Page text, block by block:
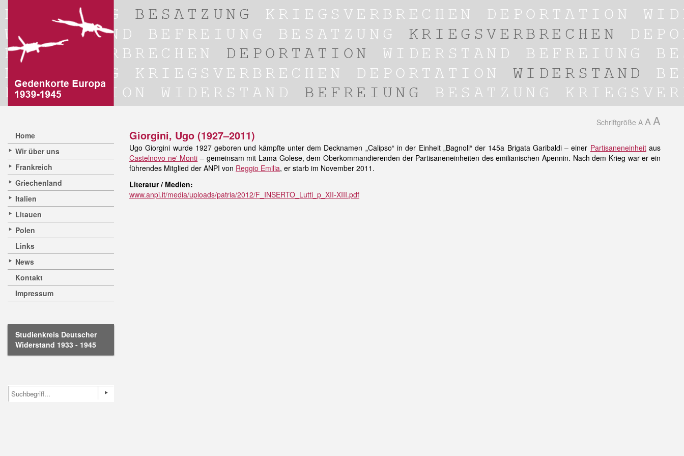
Home
Wir über uns
Frankreich
Griechenland
Italien
Litauen
Polen
Links
News
Kontakt
Impressum
Studienkreis Deutscher
Widerstand 1933 - 1945
Schriftgröße A A A
Giorgini, Ugo (1927–2011)
Ugo Giorgini wurde 1927 geboren und kämpfte unter dem Decknamen „Calipso“ in der Einheit „Bagnoli“ der 145a Brigata Garibaldi – einer Partisaneneinheitaus
Castelnovo ne' Monti – gemeinsam mit Lama Golese, dem Oberkommandierenden der Partisaneneinheiten des emilianischen Apennin. Nach dem Krieg war er ein
führendes Mitglied der ANPI von Reggio Emilia, er starb im November 2011.
Literatur / Medien:
www.anpi.it/media/uploads/patria/2012/F_INSERTO_Lutti_p_XII-XIII.pdf